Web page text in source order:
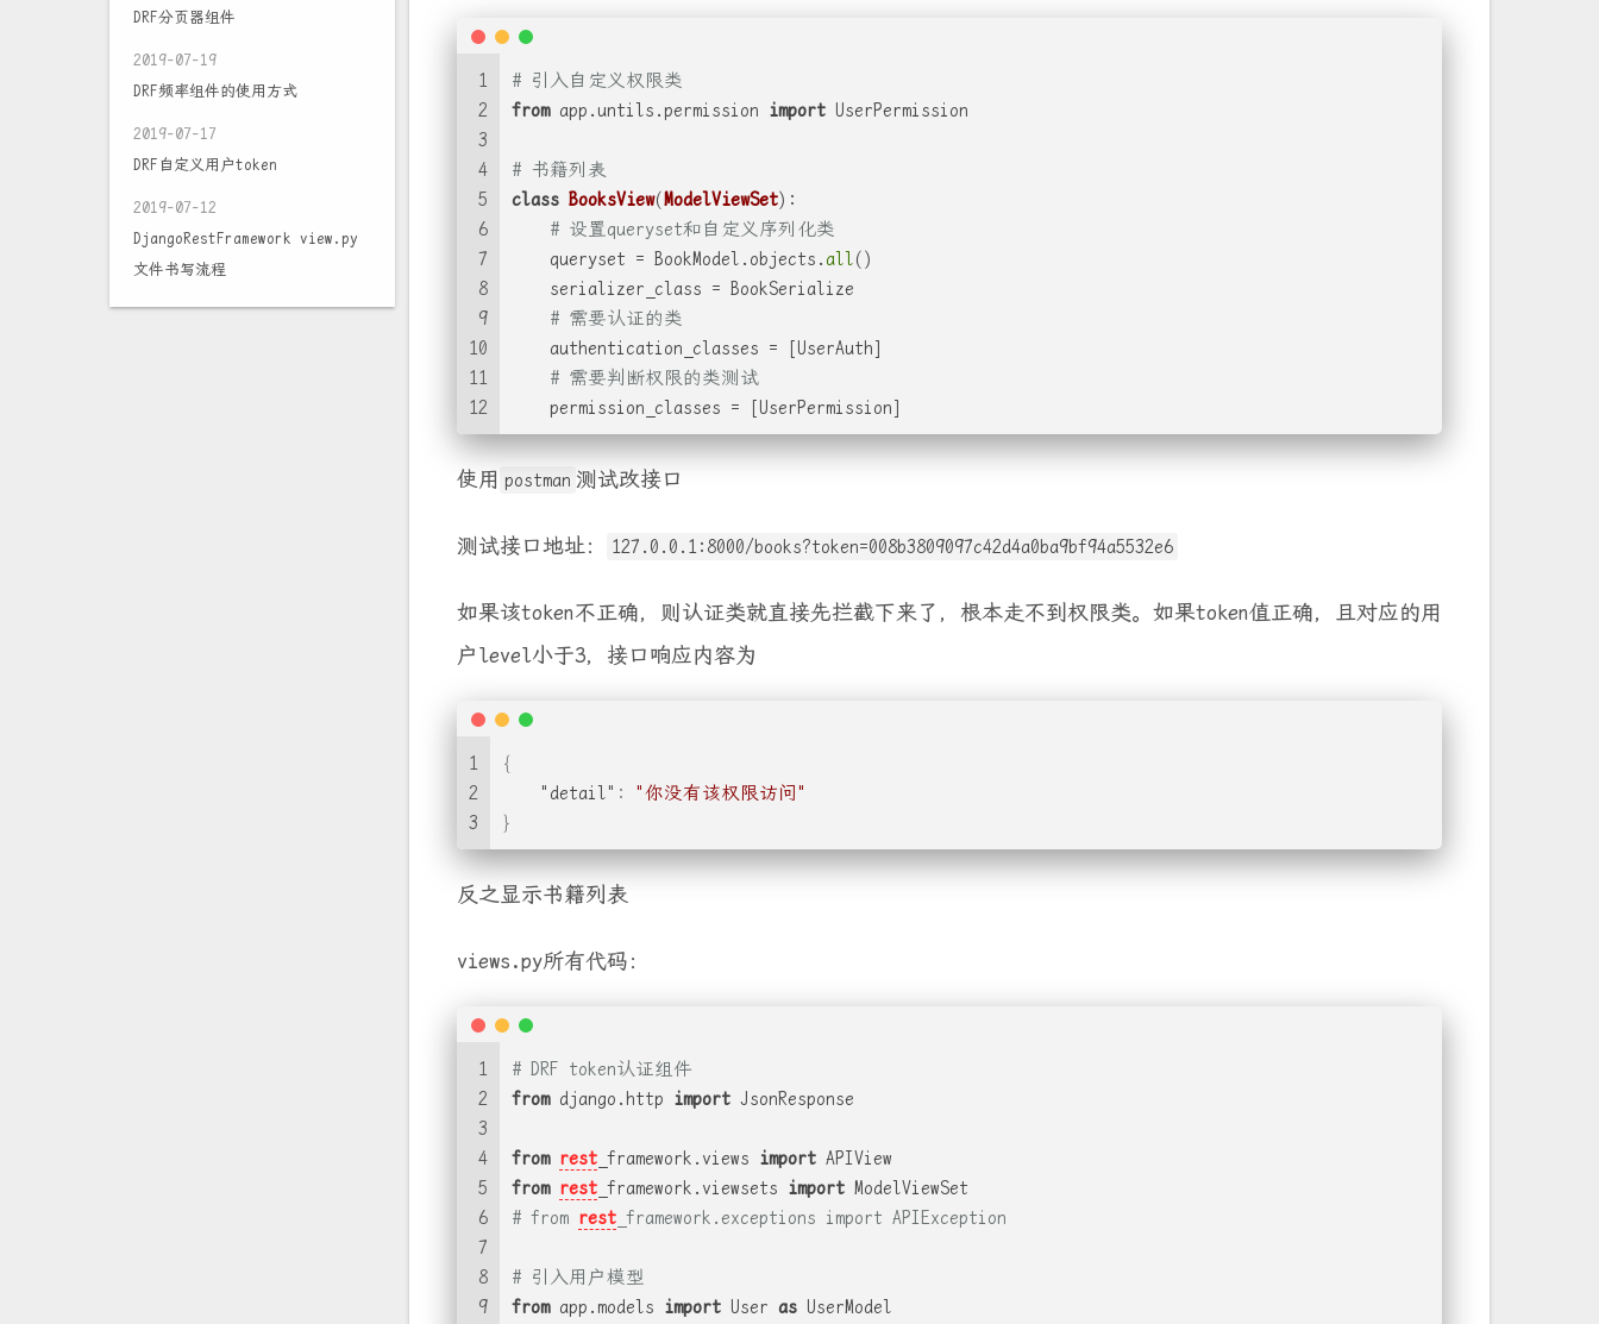
DRF分页器组件
2019-07-19
DRF频率组件的使用方式
2019-07-17
DRF自定义用户token
2019-07-12
DjangoRestFramework view.py
文件书写流程
1
2
3
4
5
6
7
8
9
10
11
12
# 引入自定义权限类
from app.untils.permission import UserPermission
# 书籍列表
class BooksView(ModelViewSet):
# 设置queryset和自定义序列化类
    queryset = BookModel.objects.
all()
    serializer_class = BookSerialize
# 需要认证的类
    authentication_classes = [UserAuth]
# 需要判断权限的类测试
    permission_classes = [UserPermission]
使用 postman 测试改接口
测试接口地址： 127.0.0.1:8000/books?token=008b3809097c42d4a0ba9bf94a5532e6
如果该token不正确，则认证类就直接先拦截下来了，根本走不到权限类。如果token值正确，且对应的用
户level小于3，接口响应内容为
1
2
3
{
"detail" :
"你没有该权限访问"
}
反之显示书籍列表
views.py所有代码：
1
2
3
4
5
6
7
8
9
# DRF token认证组件
from django.http import JsonResponse
from rest _framework.views import APIView
from rest _framework.viewsets import ModelViewSet
# from rest _framework.exceptions import APIException
# 引入用户模型
from app.models import User as UserModel